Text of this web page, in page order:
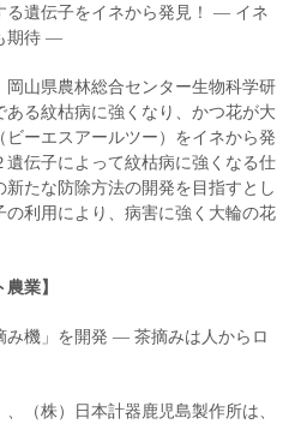
る遺伝子をイネから発見！ ― イネ
期待 ―
岡山県農林総合センター生物科学研
る紋枯病に強くなり、かつ花が大
ビーエスアールツー）をイネから発
遺伝子によって紋枯病に強くなる仕
たな防除方法の開発を目指すとし
の利用により、病害に強く大輪の花
業】
み機」を開発 ― 茶摘みは人からロ
（株）日本計器鹿児島製作所は、